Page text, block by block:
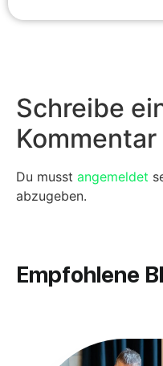
Schreibe
Kommentar
Du musst angemeldet
abzugeben.
Empfohlene